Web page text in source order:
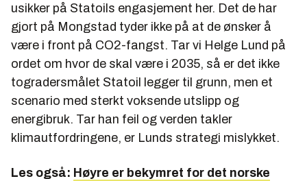
usikker på Statoils engasjement her. Det de har
gjort på Mongstad tyder ikke på at de ønsker å
være i front på CO2-fangst. Tar vi Helge Lund på
ordet om hvor de skal være i 2035, så er det ikke
togradersmålet Statoil legger til grunn, men et
scenario med sterkt voksende utslipp og
energibruk. Tar han feil og verden takler
klimautfordringene, er Lunds strategi mislykket.
Les også: Høyre er bekymret for det norske